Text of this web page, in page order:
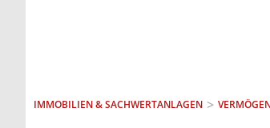
IMMOBILIEN & SACHWERTANLAGEN